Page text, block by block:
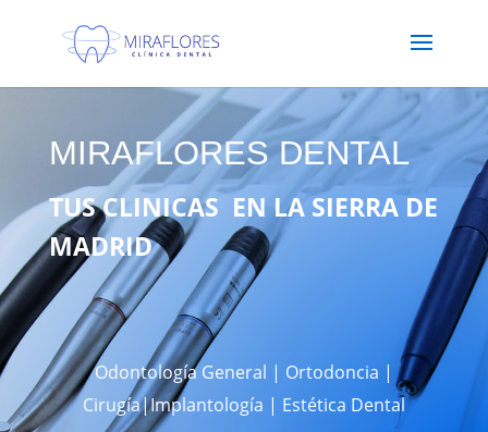
MIRAFLORES DENTAL
TUS CLINICAS EN LA SIERRA DE
MADRID
Odontología General | Ortodoncia |
Cirugía|Implantología | Estética Dental